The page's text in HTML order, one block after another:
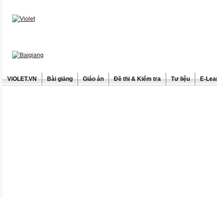
ViOLET.VN Bài giảng Giáo án Đề thi & Kiểm tra Tư liệu E-